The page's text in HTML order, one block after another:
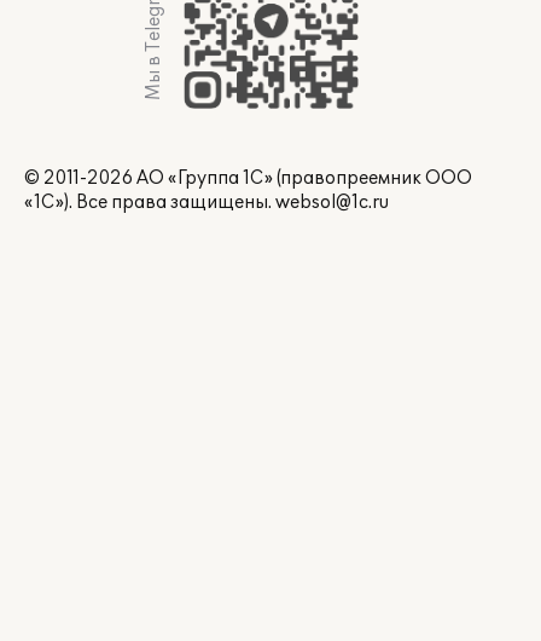
Мы в Telegram
© 2011-2026 АО «Группа 1С» (правопреемник ООО
«1С»). Все права защищены. websol@1c.ru